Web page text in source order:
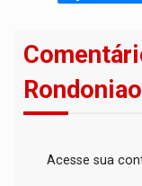
Acesse sua